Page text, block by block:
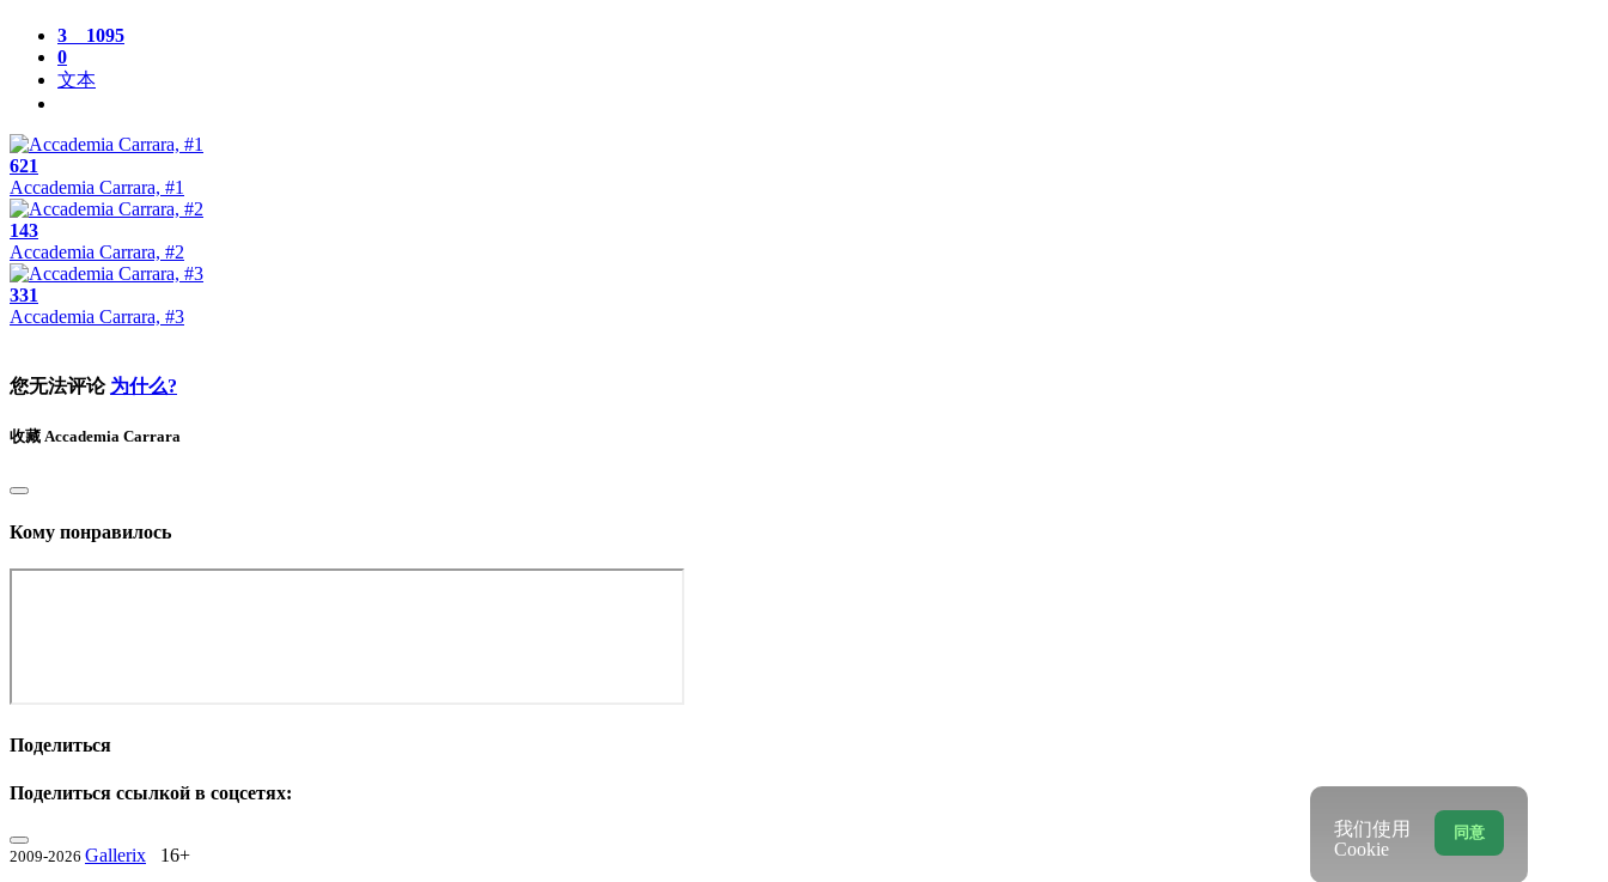
3
1095
0
文本
621
Accademia Carrara, #1
143
Accademia Carrara, #2
331
Accademia Carrara, #3
您无法评论 为什么?
收藏 Accademia Carrara
Кому понравилось
Поделиться
Поделиться ссылкой в соцсетях:
2009-2026 Gallerix 16+
同意
我们使用
Cookie